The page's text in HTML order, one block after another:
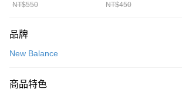
元大商業銀行
台灣樂天信用卡公司
AFTEE先享後付
【關於「AFTEE先享後付」】
便利好安心！
３．安心：先確認商品／服務後，再付款。
運送方式
每筆NT$100，滿NT$1,500(含以上)免運費
NT$550
FZ3073133
NT$450
品牌
New Balance
商品特色